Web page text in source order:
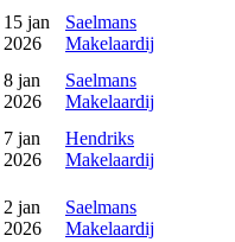
15 jan
2026
Saelmans
Makelaardij
8 jan
2026
Saelmans
Makelaardij
7 jan
2026
Hendriks
Makelaardij
2 jan
2026
Saelmans
Makelaardij